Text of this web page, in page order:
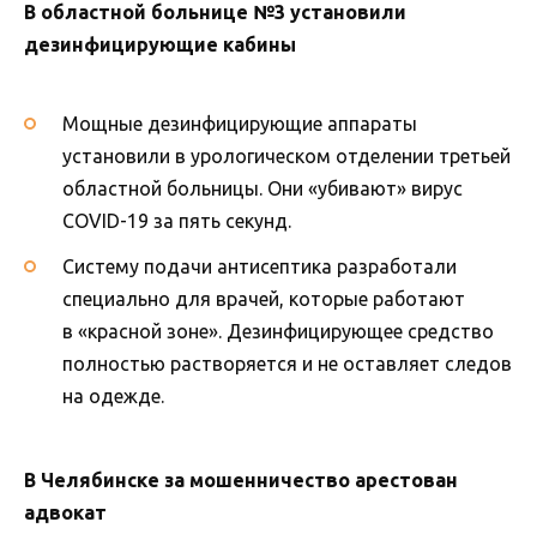
В областной больнице №3 установили
дезинфицирующие кабины
Мощные дезинфицирующие аппараты
установили в урологическом отделении третьей
областной больницы. Они «убивают» вирус
COVID-19 за пять секунд.
Систему подачи антисептика разработали
специально для врачей, которые работают
в «красной зоне». Дезинфицирующее средство
полностью растворяется и не оставляет следов
на одежде.
В Челябинске за мошенничество арестован
адвокат